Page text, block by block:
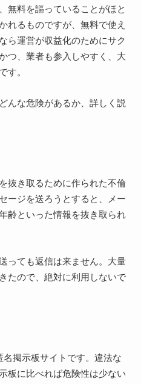
無料を謳っていることがほと
れるものですが、無料で使え
ら運営が収益化のためにサク
つ、業者も参入しやすく、大
す。
んな危険があるか、詳しく説
抜き取るために作られた不倫
ージを送ろうとすると、メー
齢といった情報を抜き取られ
っても返信は来ません。大量
たので、絶対に利用しないで
名掲示板サイトです。違法な
板に比べれば危険性は少ない